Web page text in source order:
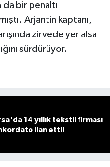
da bir penaltı
Arjantin kaptanı,
zirvede yer alsa
sürdürüyor.
14 yıllık tekstil firması
ilan etti!